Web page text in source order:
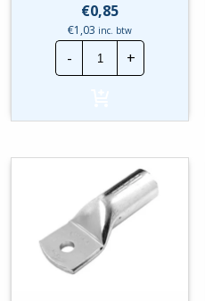
€0,85
€1,03 inc. btw
-
Cimco
perskabelschoen
|
M6
+